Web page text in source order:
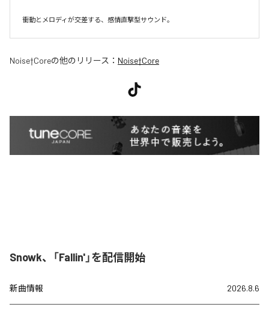
衝動とメロディが交差する、感情直撃型サウンド。
Noise†Coreの他のリリース： Noise†Core
Snowk、「Fallin'」を配信開始
新曲情報 2026.8.6